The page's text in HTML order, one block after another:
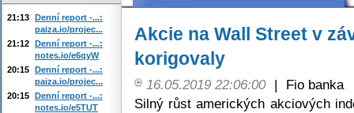
Akcie na Wall Street v
korigovaly
16.05.2019 22:06:00 |
Fio banka
Silný růst amerických akciových
21:13 Denní report -...:
paiza.io/projec...
21:12 Denní report -...:
notes.io/e6qyW
20:15 Denní report -...:
paiza.io/projec...
20:15 Denní report -...:
notes.io/e5TUT